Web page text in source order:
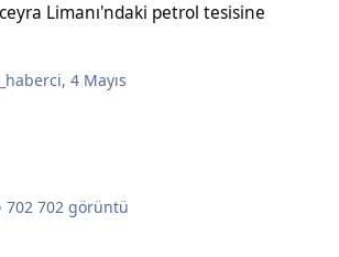
Limanı'ndaki petrol tesisine
,4 Mayıs
702 görüntü